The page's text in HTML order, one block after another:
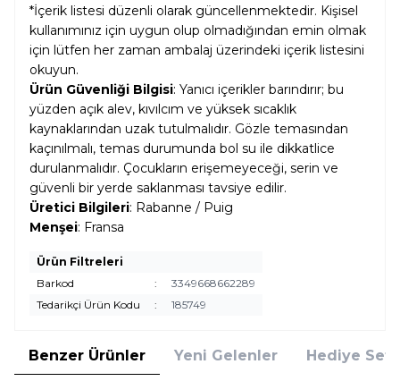
*İçerik listesi düzenli olarak güncellenmektedir. Kişisel
kullanımınız için uygun olup olmadığından emin olmak
için lütfen her zaman ambalaj üzerindeki içerik listesini
okuyun.
Ürün Güvenliği Bilgisi: Yanıcı içerikler barındırır; bu
yüzden açık alev, kıvılcım ve yüksek sıcaklık
kaynaklarından uzak tutulmalıdır. Gözle temasından
kaçınılmalı, temas durumunda bol su ile dikkatlice
durulanmalıdır. Çocukların erişemeyeceği, serin ve
güvenli bir yerde saklanması tavsiye edilir.
Üretici Bilgileri: Rabanne / Puig
Menşei: Fransa
Ürün Filtreleri
Barkod
:
3349668662289
Tedarikçi Ürün Kodu
: 185749
Benzer Ürünler Yeni Gelenler Hediye